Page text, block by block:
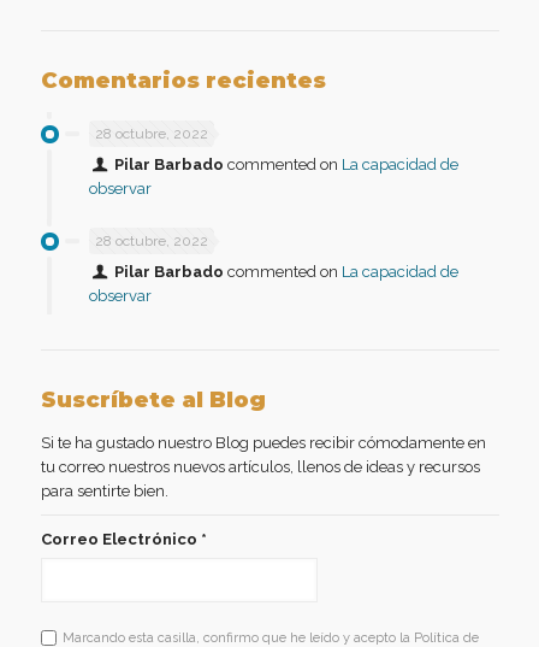
Comentarios recientes
28 octubre, 2022
Pilar Barbado commented on La capacidad de
observar
28 octubre, 2022
Pilar Barbado commented on La capacidad de
observar
Suscríbete al Blog
Si te ha gustado nuestro Blog puedes recibir cómodamente en
tu correo nuestros nuevos artículos, llenos de ideas y recursos
para sentirte bien.
Correo Electrónico *
Marcando esta casilla, confirmo que he leído y acepto la Política de